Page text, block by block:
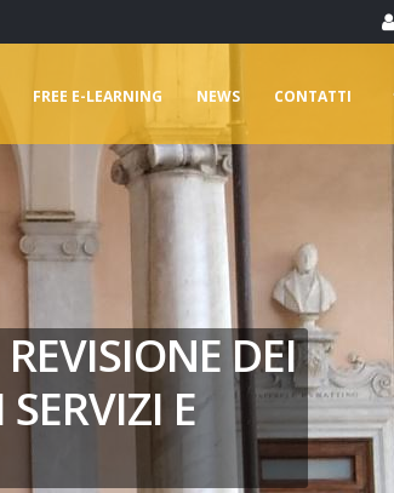
FREE E-LEARNING NEWS CONTATTI
DEI
E